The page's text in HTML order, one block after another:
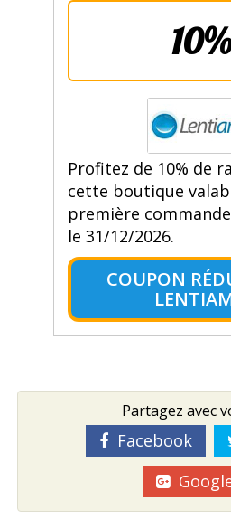
Profitez de 10% de
cette boutique
première
le 31/12/2026.
COUPON
Partagez avec
Facebook